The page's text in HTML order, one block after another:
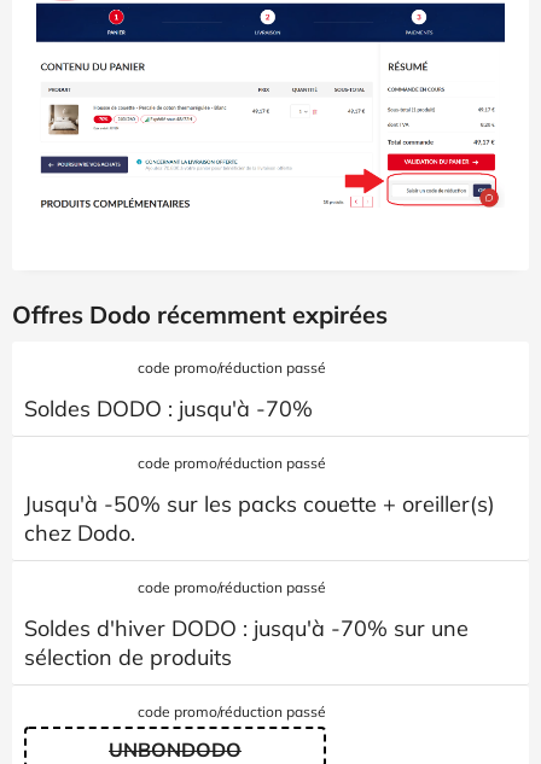
Offres Dodo récemment expirées
code promo/réduction passé
Soldes DODO : jusqu'à -70%
code promo/réduction passé
Jusqu'à -50% sur les packs couette + oreiller(s)
chez Dodo.
code promo/réduction passé
Soldes d'hiver DODO : jusqu'à -70% sur une
sélection de produits
code promo/réduction passé
UNBONDODO